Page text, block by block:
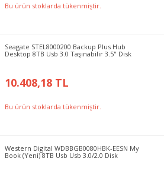
Bu ürün stoklarda tükenmiştir.
Seagate STEL8000200 Backup Plus Hub
Desktop 8TB Usb 3.0 Taşınabilir 3.5" Disk
10.408,18 TL
Bu ürün stoklarda tükenmiştir.
Western Digital WDBBGB0080HBK-EESN My
Book (Yeni) 8TB Usb Usb 3.0/2.0 Disk